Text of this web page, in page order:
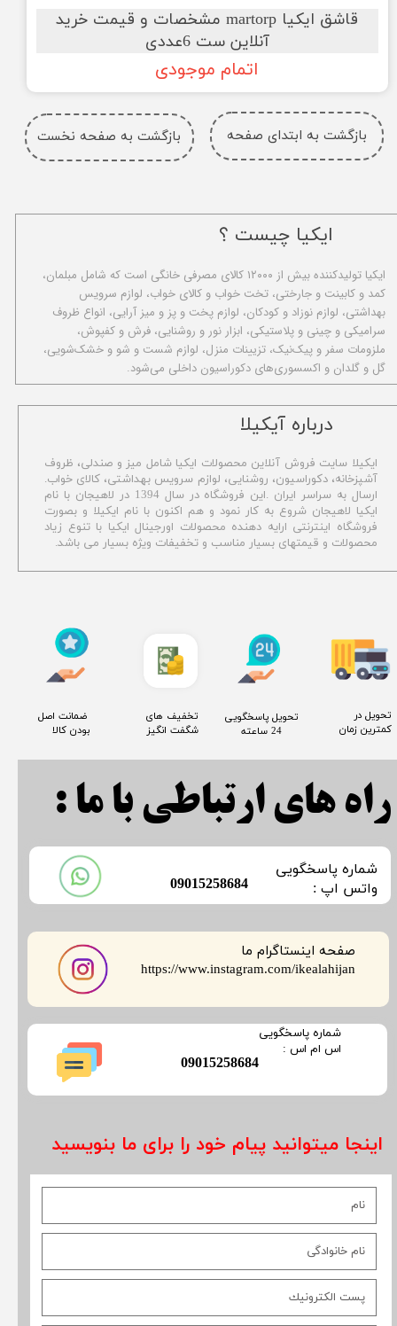
قاشق ایکیا martorp مشخصات و قیمت خرید
آنلاین ست 6عددی
اتمام موجودی
بازگشت به صفحه نخست بازگشت به ابتدای صفحه
​درباره آیکیلا
ایکیلا سایت فروش آنلاین محصولات ایکیا شامل میز و صندلی، ظروف
آشپزخانه، دکوراسیون، روشنایی، لوازم سرویس بهداشتی، کالای خواب.
ارسال به سراسر ایران .این فروشگاه در سال 1394 در لاهیجان با نام
ایکیا لاهیجان شروع به کار نمود و هم اکنون با نام ایکیلا و بصورت
فروشگاه اینترنتی ارایه دهنده محصولات اورجینال ایکیا با تنوع زیاد
محصولات و قیمتهای بسیار مناسب و تخفیفات ویژه بسیار می باشد.
صفحه اینستاگرام ما
​​​​​​​https://www.instagram.com/ikealahijan
​شماره پاسخگویی
​​​​​واتس اپ :
​09015258684
اینجا میتوانید پیام خود را برای ما بنویسید
راه های ارتباطی با ما :
​09015258684
​شماره پاسخگویی
​​​​​اس ام اس :
ایکیا چیست ؟
ا​یکیا تولیدکننده بیش از ۱۲۰۰۰ کالای مصرفی خانگی است که شامل مبلمان،
کمد و کابینت و جارختی، تخت خواب و کالای خواب، لوازم سرویس
بهداشتی، لوازم نوزاد و کودکان، لوازم پخت و پز و میز آرایی، انواع ظروف
سرامیکی و چینی و پلاستیکی، ابزار نور و روشنایی، فرش و کفپوش،
ملزومات سفر و پیک‌نیک، تزیینات منزل، لوازم شست و شو و خشک‌شویی،
گل و گلدان و اکسسوری‌های دکوراسیون داخلی می‌شود.
​تحویل در
کمترین زمان
​تحویل پاسخگویی
24 ساعته
​تخفیف های
شگفت انگیز
​ ضمانت اصل
بودن کالا